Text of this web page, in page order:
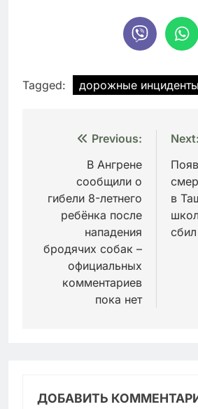
Tagged: дорожные
Навигация
записям
Previous:
В Ангрене
сообщили о
гибели 8-летнего
ребёнка после
нападения
бродячих собак –
официальных
комментариев
пока нет
Next:
в
ДОБАВИТЬ